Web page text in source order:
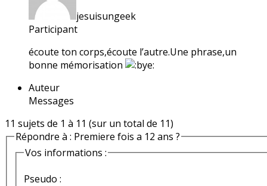
jesuisungeek
Participant
écoute ton corps,écoute l’autre.Une phrase,un
bonne mémorisation
Auteur
Messages
11 sujets de 1 à 11 (sur un total de 11)
Répondre à : Premiere fois a 12 ans ?
Vos informations :
Pseudo :